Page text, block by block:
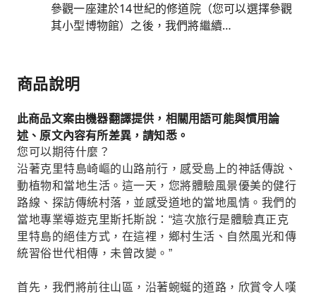
參觀一座建於14世紀的修道院（您可以選擇參觀
其小型博物館）之後，我們將繼續…
商品說明
此商品文案由機器翻譯提供，相關用語可能與慣用論
述、原文內容有所差異，請知悉。
您可以期待什麼？
沿著克里特島崎嶇的山路前行，感受島上的神話傳說、
動植物和當地生活。這一天，您將體驗風景優美的健行
路線、探訪傳統村落，並感受道地的當地風情。我們的
當地專業導遊克里斯托斯說：“這次旅行是體驗真正克
里特島的絕佳方式，在這裡，鄉村生活、自然風光和傳
統習俗世代相傳，未曾改變。”
首先，我們將前往山區，沿著蜿蜒的道路，欣賞令人嘆